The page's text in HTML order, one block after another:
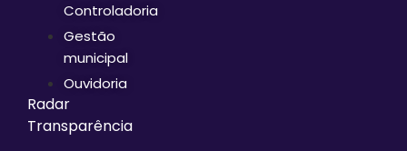
Controladoria
Gestão
municipal
Ouvidoria
Radar
Transparência